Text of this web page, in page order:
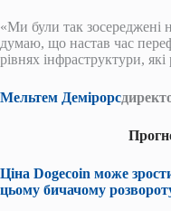
«Ми були так зосереджені
думаю, що настав час
рівнях інфраструктури,
Мельтем Демірорс
Ціна Dogecoin може
цьому бичачому